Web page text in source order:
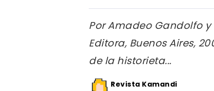
Por Amadeo Gandolfo
Editora, Buenos Aires,
de la historieta...
Revista Kamandi